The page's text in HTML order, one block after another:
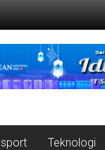
sport Teknologi